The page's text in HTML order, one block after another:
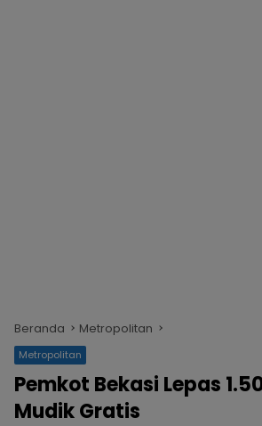
Beranda Metropolitan
Metropolitan
Pemkot Bekasi Lepas
Mudik Gratis